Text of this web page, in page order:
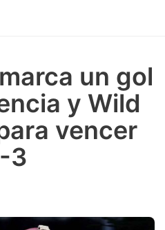
un gol
y Wild
vencer
3